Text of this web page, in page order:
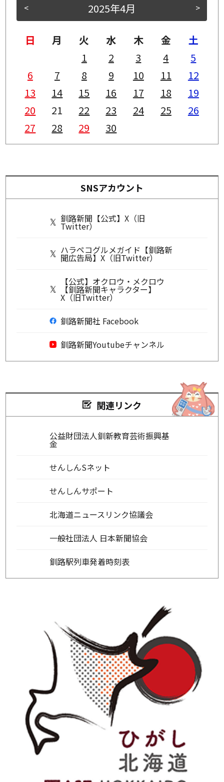
< >
2025年4月
日 月 火 水 木 金
土
1
2 3 4
5
6
7 8 9 10 11
12
13
14 15 16 17 18
19
20
21 22 23 24 25
26
27
28 29 30
SNSアカウント
釧路新聞【公式】X（旧
Twitter）
ハラペコグルメガイド【釧路新
聞広告局】X（旧Twitter）
【公式】オクロウ・メクロウ
【釧路新聞キャラクター】
X（旧Twitter）
釧路新聞社 Facebook
釧路新聞Youtubeチャンネル
関連リンク
公益財団法人釧新教育芸術振興基
金
せんしんSネット
せんしんサポート
北海道ニュースリンク協議会
一般社団法人 日本新聞協会
釧路駅列車発着時刻表